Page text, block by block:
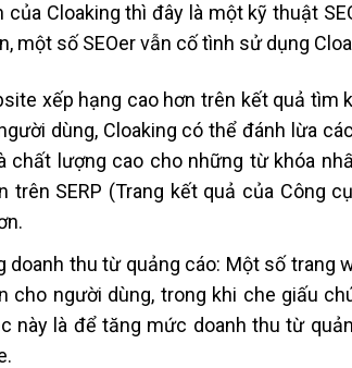
của Cloaking thì đây là một kỹ thuật
một số SEOer vẫn cố tình sử dụng
xếp hạng cao hơn trên kết quả tìm
dùng, Cloaking có thể đánh lừa
chất lượng cao cho những từ khóa
trên SERP (Trang kết quả của Công
doanh thu từ quảng cáo: Một số trang
cho người dùng, trong khi che giấu
này là để tăng mức doanh thu từ